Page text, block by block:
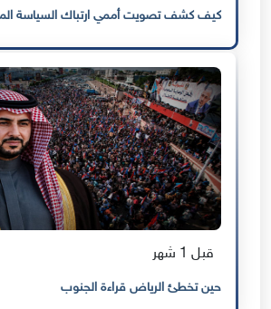
كيف كشف تصويت أممي ارتباك السياسة
قبل 1 شهر
حين تخطئ الرياض قراءة الجنوب